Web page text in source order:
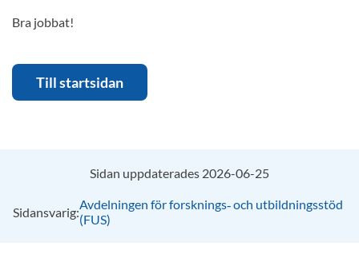
Bra jobbat!
Till startsidan
Sidan uppdaterades 2026-06-25
Sidansvarig:Avdelningen för forsknings‑ och utbildningsstöd
(FUS)